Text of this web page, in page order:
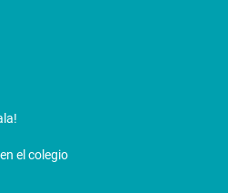
el colegio